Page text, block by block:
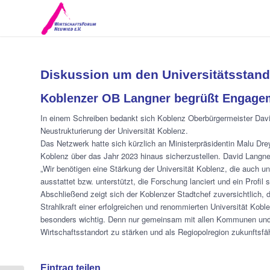
Diskussion um den
Koblenzer OB Langner begrüßt
In einem Schreiben bedankt sich Koblenz Oberbürgermeister
Neustrukturierung der Universität Koblenz.
Das Netzwerk hatte sich kürzlich an Ministerpräsidentin Malu
Koblenz über das Jahr 2023 hinaus sicherzustellen. David
„Wir benötigen eine Stärkung der Universität Koblenz, die auch
ausstattet bzw. unterstützt, die Forschung lanciert und ein Profil
Abschließend zeigt sich der Koblenzer Stadtchef zuversichtlich,
Strahlkraft einer erfolgreichen und renommierten Universität
besonders wichtig. Denn nur gemeinsam mit allen Kommunen
Wirtschaftsstandort zu stärken und als Regiopolregion
Eintrag teilen